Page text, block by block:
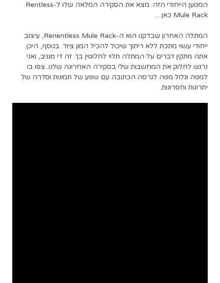
המטען הייחודי הזה. מצא את הסקירה המלאה שלו ל-Rentless
Mule Rack כאן…
המתלה האחרון שבדקנו הוא ה-Renentless Mule Rack, עיצוב
ייחודי עשוי מתכת ללא ריתוך שיכול להכיל המון ציוד. בנוסף, היכן
אתה מתקין דברים על המתלה תלוי לחלוטין בך. זה די מגניב, ואני
נרגש לחלוק את המחשבות שלי בסקירה האחרונה שלנו. צפו בו
למטה וגלול מטה לגרסה הכתובה עם שפע של תמונות וסדרה של
יתרונות וחסרונות.